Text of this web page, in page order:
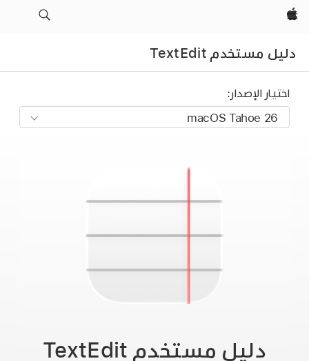
Apple‏
دليل مستخدم TextEdit
اختيار الإصدار:
دليل مستخدم